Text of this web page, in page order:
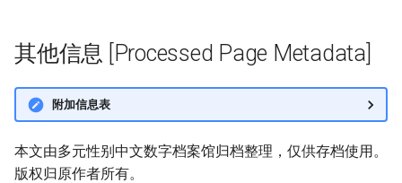
其他信息 [Processed Page Metadata]
附加信息表
本文由多元性别中文数字档案馆归档整理，仅供存档使用。
版权归原作者所有。